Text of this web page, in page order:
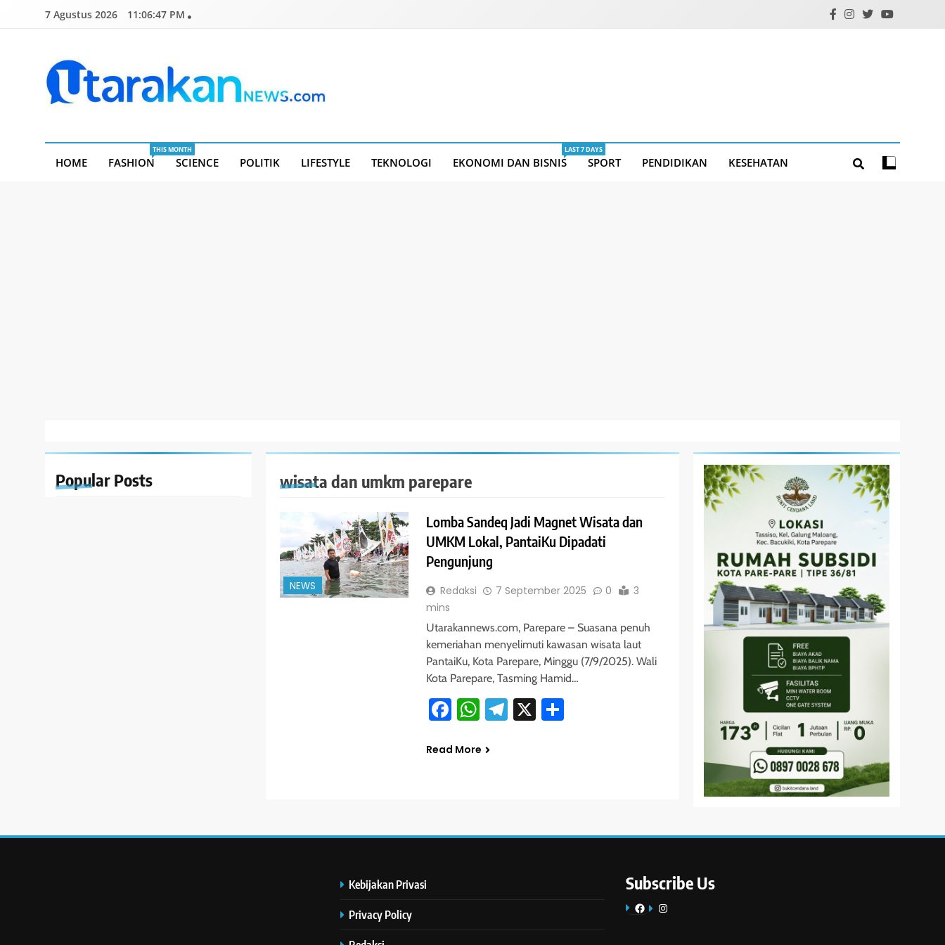
7 Agustus 2026 11:06:48 PM
HOME FASHION
THIS MONTH
SCIENCE POLITIK LIFESTYLE TEKNOLOGI EKONOMI DAN BISNIS
LAST 7 DAYS
SPORT PENDIDIKAN KESEHATAN
Popular Posts wisata dan umkm parepare
NEWS
Lomba Sandeq Jadi Magnet Wisata dan
UMKM Lokal, PantaiKu Dipadati
Pengunjung
Redaksi 7 September 2025 0
3
mins
Utarakannews.com, Parepare – Suasana penuh
kemeriahan menyelimuti kawasan wisata laut
PantaiKu, Kota Parepare, Minggu (7/9/2025). Wali
Kota Parepare, Tasming Hamid…
Facebook
WhatsApp
Telegram
X Share
Read More
Kebijakan Privasi
Privacy Policy
Subscribe Us
FacebookInstagram